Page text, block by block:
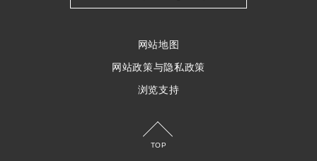
网站地图
网站政策与隐私政策
浏览支持
TOP